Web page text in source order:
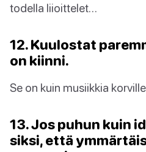
todella liioittelet…
12. Kuulostat
on kiinni.
Se on kuin musiikkia
13. Jos puhun kuin
siksi, että